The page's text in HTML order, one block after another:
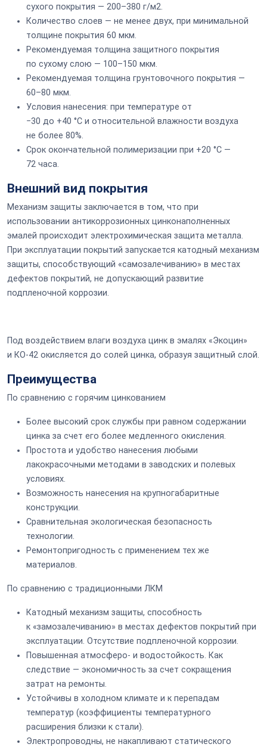
сухого покрытия — 200–380 г/м2.
Количество слоев — не менее двух, при минимальной
толщине покрытия 60 мкм.
Рекомендуемая толщина защитного покрытия
по сухому слою — 100–150 мкм.
Рекомендуемая толщина грунтовочного покрытия —
60–80 мкм.
Условия нанесения: при температуре от
−30 до +40 °С и относительной влажности воздуха
не более 80%.
Срок окончательной полимеризации при +20 °С —
72 часа.
Внешний вид покрытия
Механизм защиты заключается в том, что при
использовании антикоррозионных цинконаполненных
эмалей происходит электрохимическая защита металла.
При эксплуатации покрытий запускается катодный механизм
защиты, способствующий «самозалечиванию» в местах
дефектов покрытий, не допускающий развитие
подпленочной коррозии.
Под воздействием влаги воздуха цинк в эмалях «Экоцин»
и КО-42 окисляется до солей цинка, образуя защитный слой.
Преимущества
По сравнению с горячим цинкованием
Более высокий срок службы при равном содержании
цинка за счет его более медленного окисления.
Простота и удобство нанесения любыми
лакокрасочными методами в заводских и полевых
условиях.
Возможность нанесения на крупногабаритные
конструкции.
Сравнительная экологическая безопасность
технологии.
Ремонтопригодность с применением тех же
материалов.
По сравнению с традиционными ЛКМ
Катодный механизм защиты, способность
к «замозалечиванию» в местах дефектов покрытий при
эксплуатации. Отсутствие подпленочной коррозии.
Повышенная атмосферо- и водостойкость. Как
следствие — экономичность за счет сокращения
затрат на ремонты.
Устойчивы в холодном климате и к перепадам
температур (коэффициенты температурного
расширения близки к стали).
Электропроводны, не накапливают статического